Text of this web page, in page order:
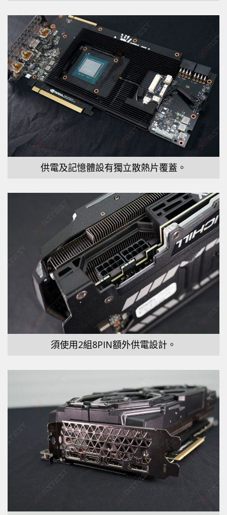
供電及記憶體設有獨立散熱片覆蓋。
須使用2組8PIN額外供電設計。